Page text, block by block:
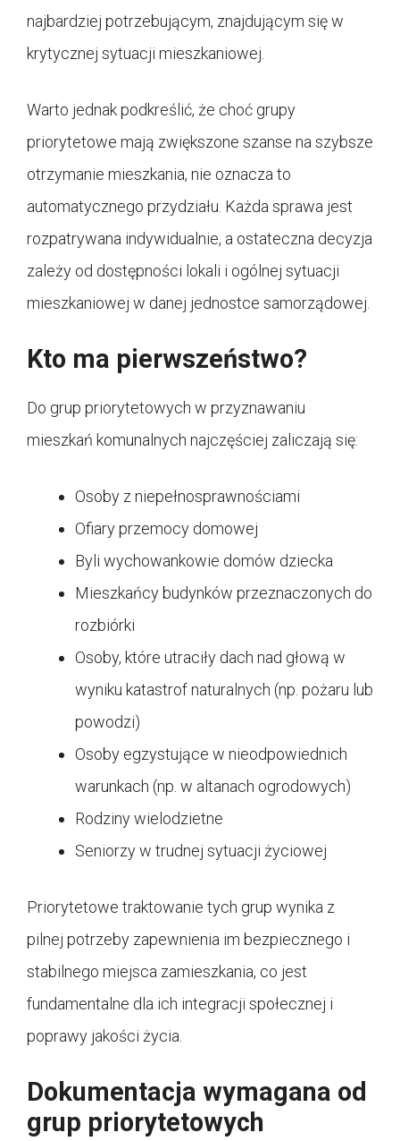
najbardziej potrzebującym, znajdującym się w
krytycznej sytuacji mieszkaniowej.
Warto jednak podkreślić, że choć grupy
priorytetowe mają zwiększone szanse na szybsze
otrzymanie mieszkania, nie oznacza to
automatycznego przydziału. Każda sprawa jest
rozpatrywana indywidualnie, a ostateczna decyzja
zależy od dostępności lokali i ogólnej sytuacji
mieszkaniowej w danej jednostce samorządowej.
Kto ma pierwszeństwo?
Do grup priorytetowych w przyznawaniu
mieszkań komunalnych najczęściej zaliczają się:
Osoby z niepełnosprawnościami
Ofiary przemocy domowej
Byli wychowankowie domów dziecka
Mieszkańcy budynków przeznaczonych do
rozbiórki
Osoby, które utraciły dach nad głową w
wyniku katastrof naturalnych (np. pożaru lub
powodzi)
Osoby egzystujące w nieodpowiednich
warunkach (np. w altanach ogrodowych)
Rodziny wielodzietne
Seniorzy w trudnej sytuacji życiowej
Priorytetowe traktowanie tych grup wynika z
pilnej potrzeby zapewnienia im bezpiecznego i
stabilnego miejsca zamieszkania, co jest
fundamentalne dla ich integracji społecznej i
poprawy jakości życia.
Dokumentacja wymagana od
grup priorytetowych